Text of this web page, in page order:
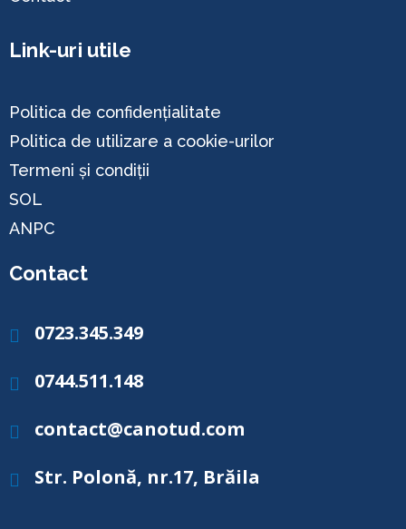
Link-uri utile
Politica de confidențialitate
Politica de utilizare a cookie-urilor
Termeni și condiții
SOL
ANPC
Contact
Telefon
0723.345.349
Telefon
0744.511.148
Email
contact@canotud.com
Adresă
Str. Polonă, nr.17, Brăila